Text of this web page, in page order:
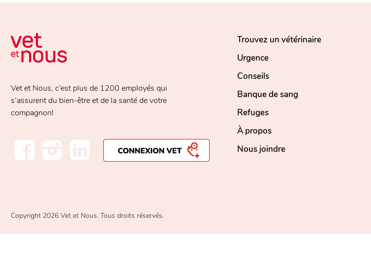
Vet et Nous, c’est plus de 1200 employés qui
s’assurent du bien-être et de la santé de votre
compagnon!
Trouvez un vétérinaire
Urgence
Conseils
Banque de sang
Refuges
À propos
Nous joindre
Copyright 2026 Vet et Nous. Tous droits réservés.